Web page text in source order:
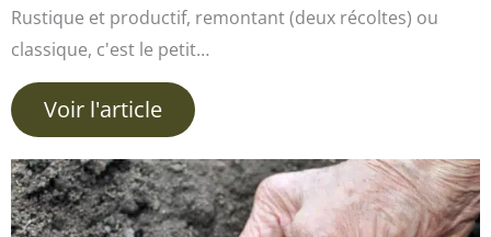
Rustique et productif, remontant (deux récoltes) ou
classique, c'est le petit…
Voir l'article